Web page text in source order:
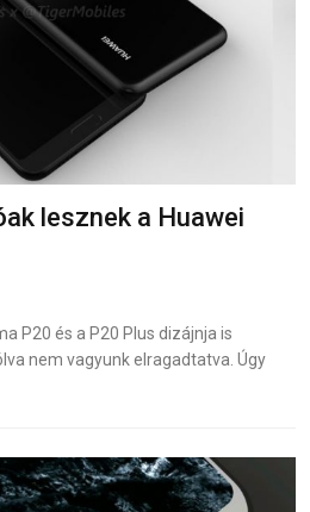
lesznek a Huawei
P20 és a P20 Plus dizájnja is
nem vagyunk elragadtatva. Úgy